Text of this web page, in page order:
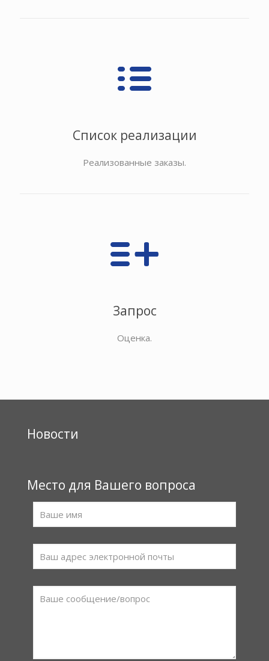
Список реализации
Реализованные заказы.
Запрос
Оценка.
Новости
Место для Вашего вопроса